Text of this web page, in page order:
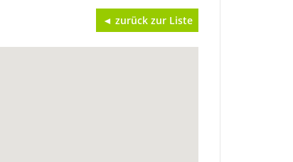
◄ zurück zur Liste